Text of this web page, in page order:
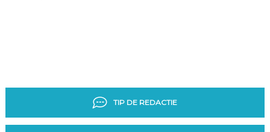
TIP DE REDACTIE